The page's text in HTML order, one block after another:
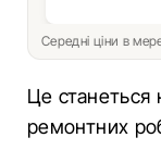
Середні ціни в
Це станеться
ремонтних